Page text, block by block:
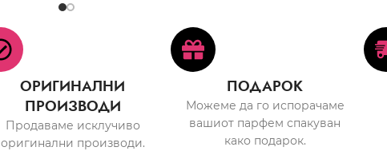
ОРИГИНАЛНИ
ПРОИЗВОДИ
Продаваме исклучиво
оригинални производи.
ПОДАРОК
Можеме да го испорачаме
вашиот парфем спакуван
како подарок.